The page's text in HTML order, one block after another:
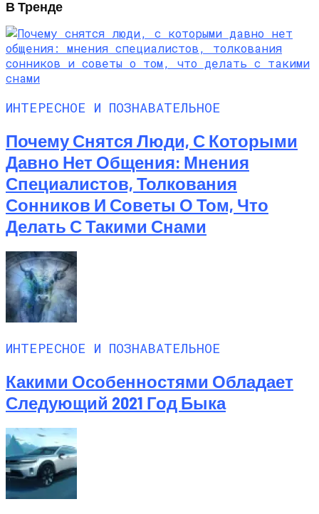
В Тренде
ИНТЕРЕСНОЕ И ПОЗНАВАТЕЛЬНОЕ
Почему Снятся Люди, С Которыми
Давно Нет Общения: Мнения
Специалистов, Толкования
Сонников И Советы О Том, Что
Делать С Такими Снами
ИНТЕРЕСНОЕ И ПОЗНАВАТЕЛЬНОЕ
Какими Особенностями Обладает
Следующий 2021 Год Быка